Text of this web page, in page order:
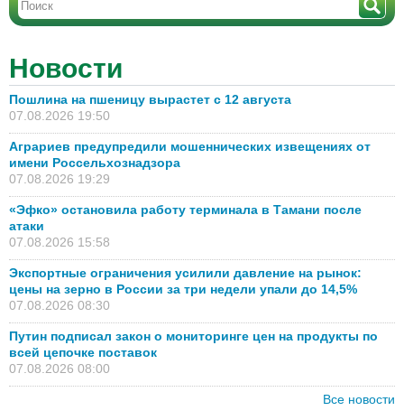
Новости
Пошлина на пшеницу вырастет с 12 августа
07.08.2026 19:50
Аграриев предупредили мошеннических извещениях от
имени Россельхознадзора
07.08.2026 19:29
«Эфко» остановила работу терминала в Тамани после
атаки
07.08.2026 15:58
Экспортные ограничения усилили давление на рынок:
цены на зерно в России за три недели упали до 14,5%
07.08.2026 08:30
Путин подписал закон о мониторинге цен на продукты по
всей цепочке поставок
07.08.2026 08:00
Все новости